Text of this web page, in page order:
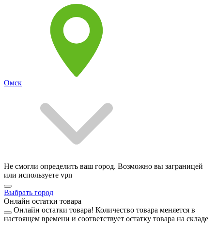
Омск
Не смогли определить ваш город. Возможно вы заграницей
или используете vpn
Выбрать город
Онлайн остатки товара
Онлайн остатки товара! Количество товара меняется в
настоящем времени и соответствует остатку товара на складе